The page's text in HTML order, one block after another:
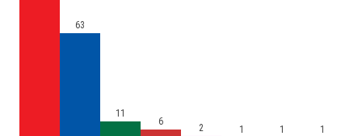
63
11
6
2 1 1 1